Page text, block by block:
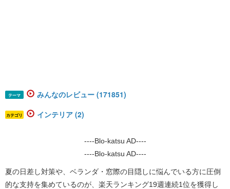
テーマ みんなのレビュー (171851)
カテゴリ インテリア (2)
----Blo-katsu AD----
----Blo-katsu AD----
夏の日差し対策や、ベランダ・窓際の目隠しに悩んでいる方に圧倒
的な支持を集めているのが、楽天ランキング19週連続1位を獲得し